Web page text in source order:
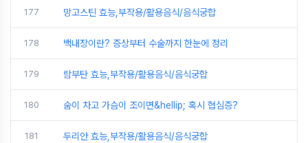
177 망고스틴 효능,부작용/활용음식/음식궁합
178 백내장이란? 증상부터 수술까지 한눈에 정리
179 람부탄 효능,부작용/활용음식/음식궁합
180 숨이 차고 가슴이 조이면&hellip; 혹시 협심증?
181 두리안 효능,부작용/활용음식/음식궁합